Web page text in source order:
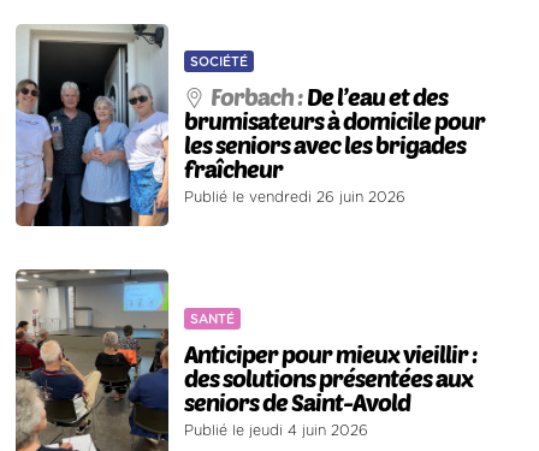
SOCIÉTÉ
Forbach :De l’eau et des
brumisateurs à domicile pour
les seniors avec les brigades
fraîcheur
Publié le vendredi 26 juin 2026
SANTÉ
Anticiper pour mieux vieillir :
des solutions présentées aux
seniors de Saint-Avold
Publié le jeudi 4 juin 2026